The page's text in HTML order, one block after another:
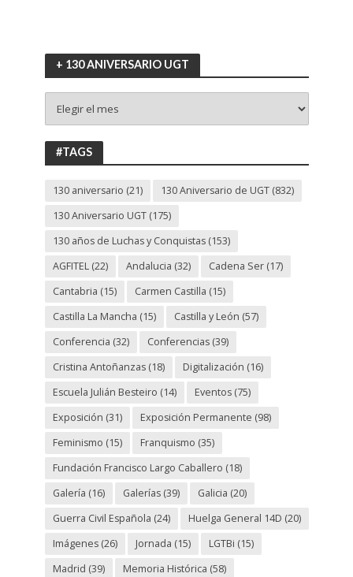
+ 130 ANIVERSARIO UGT
130
ANIVERSARIO
UGT
#TAGS
130 aniversario (21) 130 Aniversario de UGT(832)
130 Aniversario UGT(175)
130 años de Luchas y Conquistas(153)
AGFITEL(22) Andalucia (32) Cadena Ser(17)
Cantabria (15) Carmen Castilla (15)
Castilla La Mancha (15) Castilla y León (57)
Conferencia (32) Conferencias(39)
Cristina Antoñanzas(18) Digitalización (16)
Escuela Julián Besteiro (14) Eventos(75)
Exposición (31) Exposición Permanente (98)
Feminismo (15) Franquismo (35)
Fundación Francisco Largo Caballero (18)
Galería (16) Galerías(39) Galicia (20)
Guerra Civil Española (24) Huelga General 14D (20)
Imágenes(26) Jornada (15) LGTBi (15)
Madrid (39) Memoria Histórica (58)